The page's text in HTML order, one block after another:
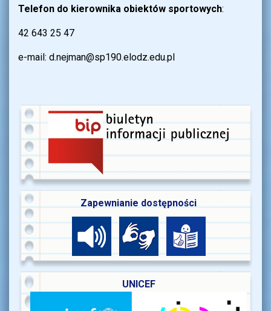
Telefon do kierownika obiektów sportowych:
42 643 25 47
e-mail: d.nejman@sp190.elodz.edu.pl
Zapewnianie dostępności
UNICEF